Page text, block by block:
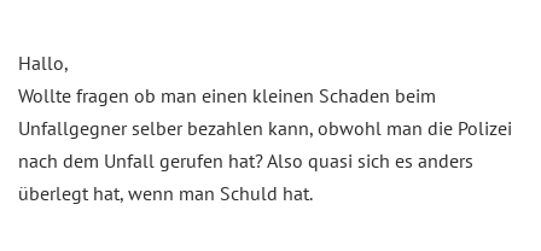
Hallo,
Wollte fragen ob man einen kleinen Schaden beim
Unfallgegner selber bezahlen kann, obwohl man die Polizei
nach dem Unfall gerufen hat? Also quasi sich es anders
überlegt hat, wenn man Schuld hat.